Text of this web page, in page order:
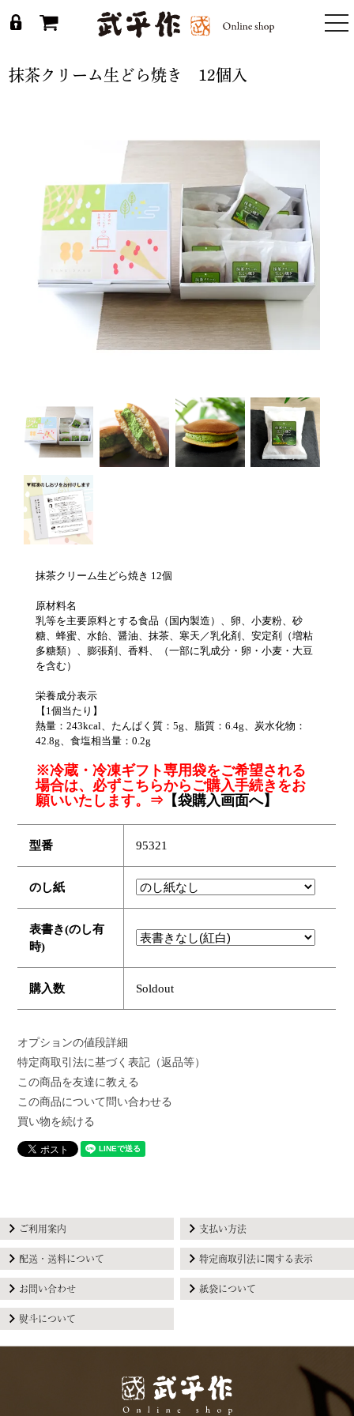
抹茶クリーム生どら焼き 12個入
抹茶クリーム生どら焼き 12個
原材料名
乳等を主要原料とする食品（国内製造）、卵、小麦粉、砂
糖、蜂蜜、水飴、醤油、抹茶、寒天／乳化剤、安定剤（増粘
多糖類）、膨張剤、香料、（一部に乳成分・卵・小麦・大豆
を含む）
栄養成分表示
【1個当たり】
熱量：243kcal、たんぱく質：5g、脂質：6.4g、炭水化物：
42.8g、食塩相当量：0.2g
※冷蔵・冷凍ギフト専用袋をご希望される
場合は、必ずこちらからご購入手続きをお
願いいたします。⇒【袋購入画面へ】
型番 95321
のし紙
表書き(のし有
時)
購入数 Soldout
オプションの値段詳細
特定商取引法に基づく表記（返品等）
この商品を友達に教える
この商品について問い合わせる
買い物を続ける
ご利用案内 支払い方法
配送・送料について 特定商取引法に関する表示
お問い合わせ 紙袋について
熨斗について